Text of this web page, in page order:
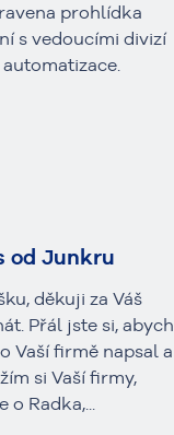
prohlídka
s vedoucími divizí
od Junkru
děkuji za Váš
Přál jste si, abych
Vaší firmě napsal a
si Vaší firmy,
Radka,...